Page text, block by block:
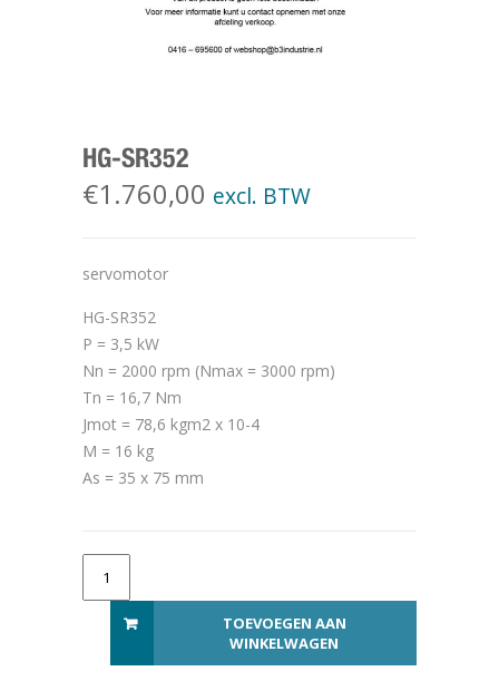
HG-SR352
€1.760,00 excl. BTW
servomotor
HG-SR352
P = 3,5 kW
Nn = 2000 rpm (Nmax = 3000 rpm)
Tn = 16,7 Nm
Jmot = 78,6 kgm2 x 10-4
M = 16 kg
As = 35 x 75 mm
TOEVOEGEN AAN
WINKELWAGEN